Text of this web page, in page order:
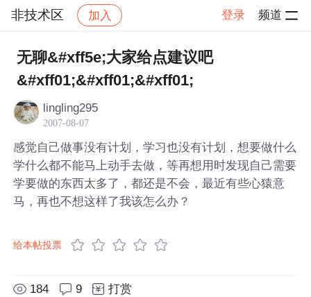
非技术区 加入 登录 频道
社区 非技术区 帖子详情
无聊&#xff5e;大家给点建议吧
&#xff01;&#xff01;&#xff01;
lingling295
2007-08-07
感觉自己做事没有计划，学习也没有计划，想要做什么
学什么都不能马上动手去做，等再想用时发现自己需要
学要做的东西太多了，都还是不会，最近有些心猿意
马，再也不想这样了我该怎么办？
给本帖投票
184 9 打赏